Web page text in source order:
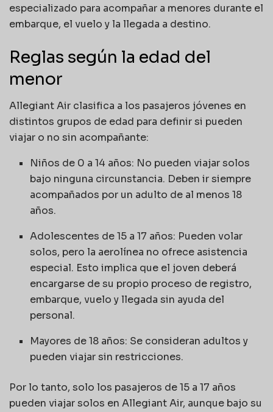
especializado para acompañar a menores durante el
embarque, el vuelo y la llegada a destino.
Reglas según la edad del
menor
Allegiant Air clasifica a los pasajeros jóvenes en
distintos grupos de edad para definir si pueden
viajar o no sin acompañante:
Niños de 0 a 14 años: No pueden viajar solos
bajo ninguna circunstancia. Deben ir siempre
acompañados por un adulto de al menos 18
años.
Adolescentes de 15 a 17 años: Pueden volar
solos, pero la aerolínea no ofrece asistencia
especial. Esto implica que el joven deberá
encargarse de su propio proceso de registro,
embarque, vuelo y llegada sin ayuda del
personal.
Mayores de 18 años: Se consideran adultos y
pueden viajar sin restricciones.
Por lo tanto, solo los pasajeros de 15 a 17 años
pueden viajar solos en Allegiant Air, aunque bajo su